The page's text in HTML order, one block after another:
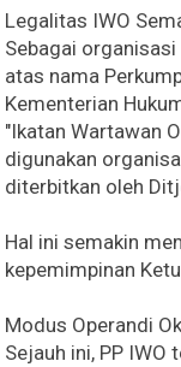
Legalitas IWO
Sebagai
atas nama
Kementerian
"Ikatan Wartawan
digunakan
diterbitkan oleh
Hal ini semakin
kepemimpinan
Modus Operandi
Sejauh ini, PP